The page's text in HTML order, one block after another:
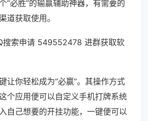
“必胜”的输赢辅助神器，有需要的
道获取使用。
搜索申请 549552478 进群获取软
让你轻松成为“必赢”。其操作方式
个应用便可以自定义手机打牌系统
自己想要的开挂功能，一键便可以